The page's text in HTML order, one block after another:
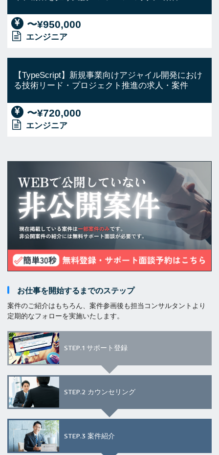
〜¥950,000
エンジニア
【TypeScript】新規事業向けアジャイル開発におけ
る技術リード・プロジェクト推進の求人・案件
〜¥720,000
エンジニア
お仕事を開始するまでのステップ
案件のご紹介はもちろん、案件参画後も担当コンサルタントより
定期的なフォローを実施いたします。
STEP.1 サポート登録
STEP.2 カウンセリング
STEP.3 案件紹介